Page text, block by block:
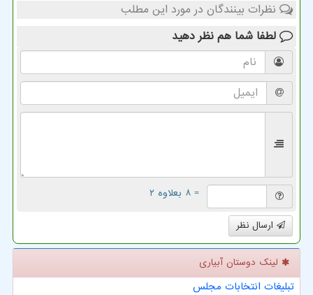
نظرات بینندگان در مورد این مطلب
لطفا شما هم نظر دهید
= ۸ بعلاوه ۲
ارسال نظر
لینک دوستان آبیاری
تبلیغات انتخابات مجلس